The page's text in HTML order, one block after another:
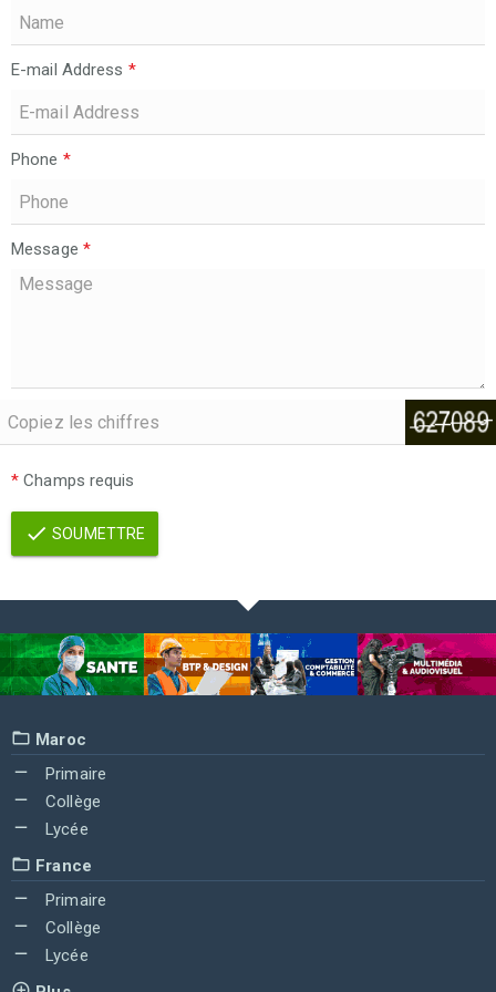
E-mail Address *
Phone *
Message *
* Champs requis
SOUMETTRE
Maroc
Primaire
Collège
Lycée
France
Primaire
Collège
Lycée